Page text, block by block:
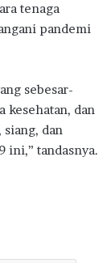
tenaga
pandemi
sebesar-
kesehatan, dan
dan
ini,” tandasnya.